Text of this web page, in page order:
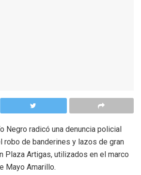
Negro radicó una denuncia policial
robo de banderines y lazos de gran
Plaza Artigas, utilizados en el marco
Mayo Amarillo.